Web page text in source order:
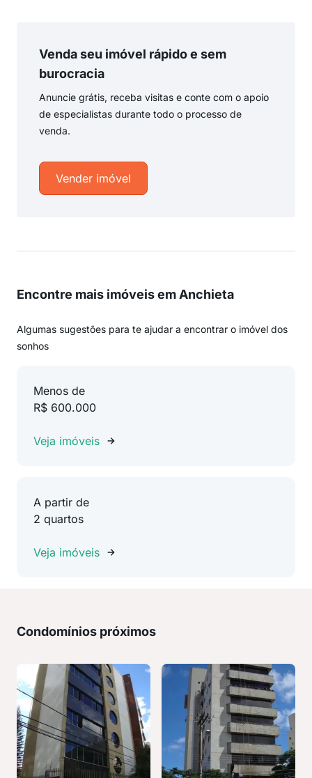
Venda seu imóvel rápido e sem
burocracia
Anuncie grátis, receba visitas e conte com o apoio
de especialistas durante todo o processo de
venda.
Vender imóvel
Encontre mais imóveis em Anchieta
Algumas sugestões para te ajudar a encontrar o imóvel dos
sonhos
Menos de
R$ 600.000
Veja imóveis
A partir de
2 quartos
Veja imóveis
Condomínios próximos